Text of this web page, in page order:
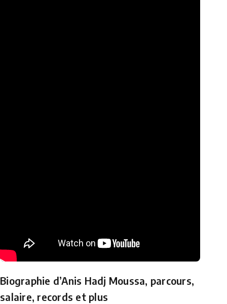
Biographie d’Anis Hadj Moussa, parcours,
salaire, records et plus